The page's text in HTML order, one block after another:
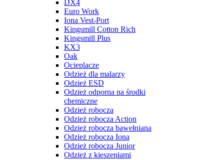
DX4
Euro Work
Iona Vest-Port
Kingsmill Cotton Rich
Kingsmill Plus
KX3
Oak
Ocieplacze
Odzież dla malarzy
Odzież ESD
Odzież odporna na środki
chemiczne
Odzież robocza
Odzież robocza Action
Odzież robocza bawełniana
Odzież robocza Iona
Odzież robocza Junior
Odzież z kieszeniami